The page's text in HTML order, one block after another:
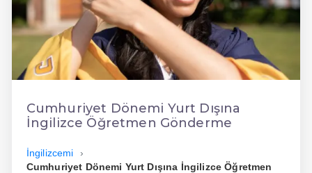
En Hızlı İngilizce
En Kolay İngilizce
En Ucuz İngilizce
En Uygun İngilizce
Hızlı İngilizce
Cumhuriyet Dönemi Yurt Dışına
İngilizce Öğretmen Gönderme
İngilizcemi
Cumhuriyet Dönemi Yurt Dışına İngilizce Öğretmen